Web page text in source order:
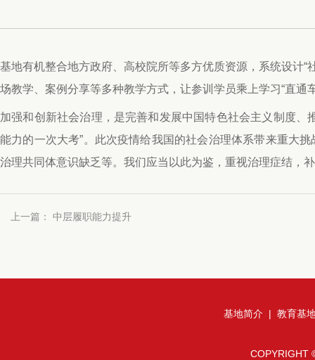
基地有机整合地方政府、高校院所等多方优质资源，系统设计
场教学、案例分享等多种教学方式，让参训学员乘上学习“直通
加强和创新社会治理，是完善和发展中国特色社会主义制度
能力的一次大考”。此次疫情给我国的社会治理体系带来重大
治理共同体意识缺乏等。我们应当以此为鉴，重视治理症结，
上一篇： 中层履职能力提升
基地简介 | 教育基
COPYRIGHT